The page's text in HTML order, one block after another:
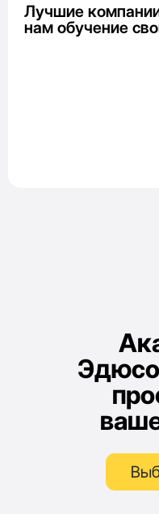
Лучшие
нам обучение